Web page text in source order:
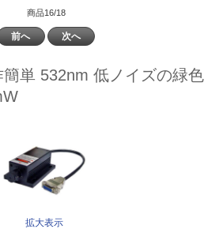
商品16/18
前へ 次へ
単 532nm 低ノイズの緑色
拡大表示